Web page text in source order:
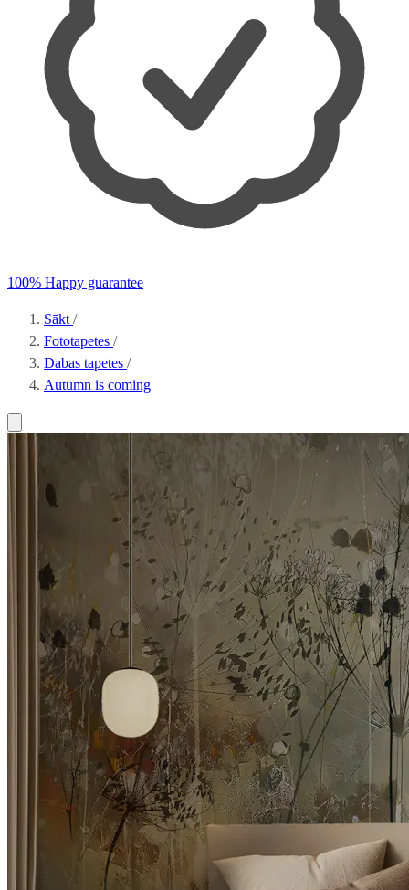
100% Happy guarantee
Sākt /
Fototapetes /
Dabas tapetes /
Autumn is coming